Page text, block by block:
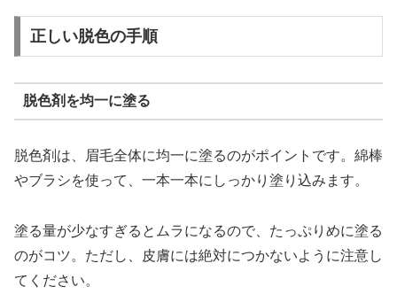
正しい脱色の手順
脱色剤を均一に塗る
脱色剤は、眉毛全体に均一に塗るのがポイントです。綿棒
やブラシを使って、一本一本にしっかり塗り込みます。
塗る量が少なすぎるとムラになるので、たっぷりめに塗る
のがコツ。ただし、皮膚には絶対につかないように注意し
てください。